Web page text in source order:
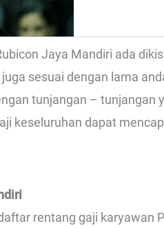
Jaya Mandiri ada
sesuai dengan lama
tunjangan – tunjangan
keseluruhan dapat
rentang gaji karyawan